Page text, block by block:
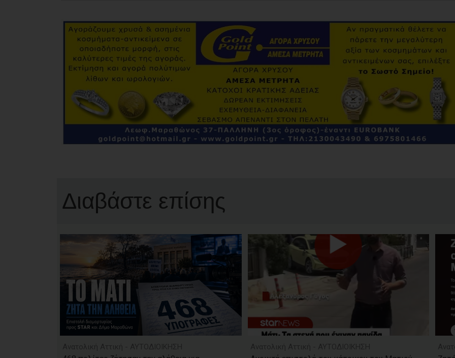
Διαβάστε επίσης